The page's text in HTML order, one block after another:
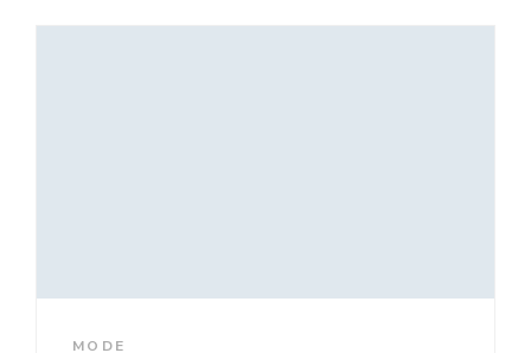
MODE